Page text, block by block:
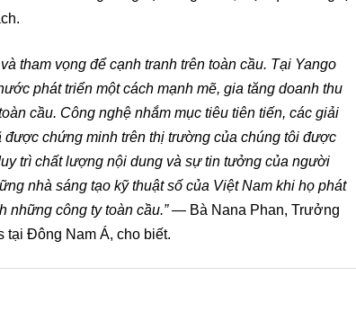
tham vọng để cạnh tranh trên toàn cầu. Tại Yango
phát triển một cách mạnh mẽ, gia tăng doanh thu
cầu. Công nghệ nhắm mục tiêu tiên tiến, các giải
chứng minh trên thị trường của chúng tôi được
trì chất lượng nội dung và sự tin tưởng của người
nhà sáng tạo kỹ thuật số của Việt Nam khi họ phát
những công ty toàn cầu.”— Bà Nana Phan, Trưởng
tại Đông Nam Á, cho biết.